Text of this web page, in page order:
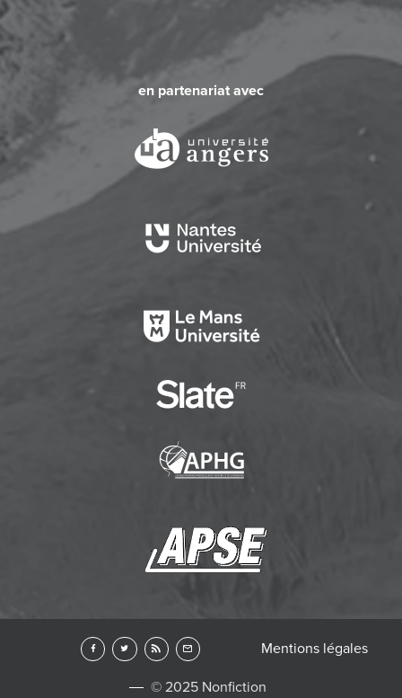
en partenariat avec
© 2025 Nonfiction
Mentions légales